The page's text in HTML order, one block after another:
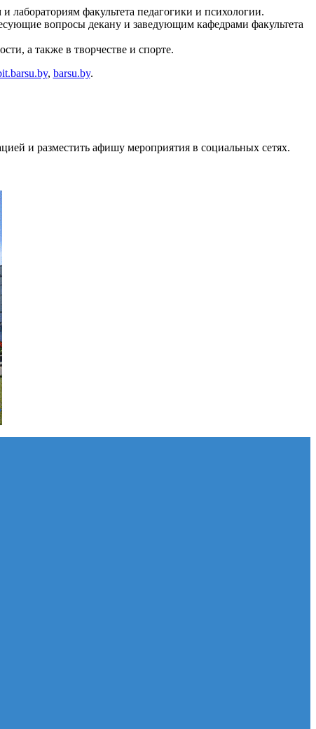
факультета педагогики и психологии.
вопросы декану и заведующим кафедрами факультета
а также в творчестве и спорте.
, barsu.by.
и разместить афишу мероприятия в социальных сетях.